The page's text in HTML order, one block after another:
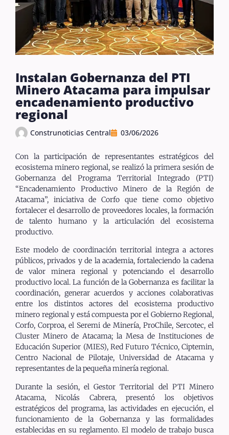
Instalan Gobernanza del PTI
Minero Atacama para impulsar
encadenamiento productivo
regional
Construnoticias Central 03/06/2026
Con la participación de representantes estratégicos del
ecosistema minero regional, se realizó la primera sesión de
Gobernanza del Programa Territorial Integrado (PTI)
“Encadenamiento Productivo Minero de la Región de
Atacama”, iniciativa de Corfo que tiene como objetivo
fortalecer el desarrollo de proveedores locales, la formación
de talento humano y la articulación del ecosistema
productivo.
Este modelo de coordinación territorial integra a actores
públicos, privados y de la academia, fortaleciendo la cadena
de valor minera regional y potenciando el desarrollo
productivo local. La función de la Gobernanza es facilitar la
coordinación, generar acuerdos y acciones colaborativas
entre los distintos actores del ecosistema productivo
minero regional y está compuesta por el Gobierno Regional,
Corfo, Corproa, el Seremi de Minería, ProChile, Sercotec, el
Cluster Minero de Atacama; la Mesa de Instituciones de
Educación Superior (MIES), Red Futuro Técnico, Ciptemin,
Centro Nacional de Pilotaje, Universidad de Atacama y
representantes de la pequeña minería regional.
Durante la sesión, el Gestor Territorial del PTI Minero
Atacama, Nicolás Cabrera, presentó los objetivos
estratégicos del programa, las actividades en ejecución, el
funcionamiento de la Gobernanza y las formalidades
establecidas en su reglamento. El modelo de trabajo busca